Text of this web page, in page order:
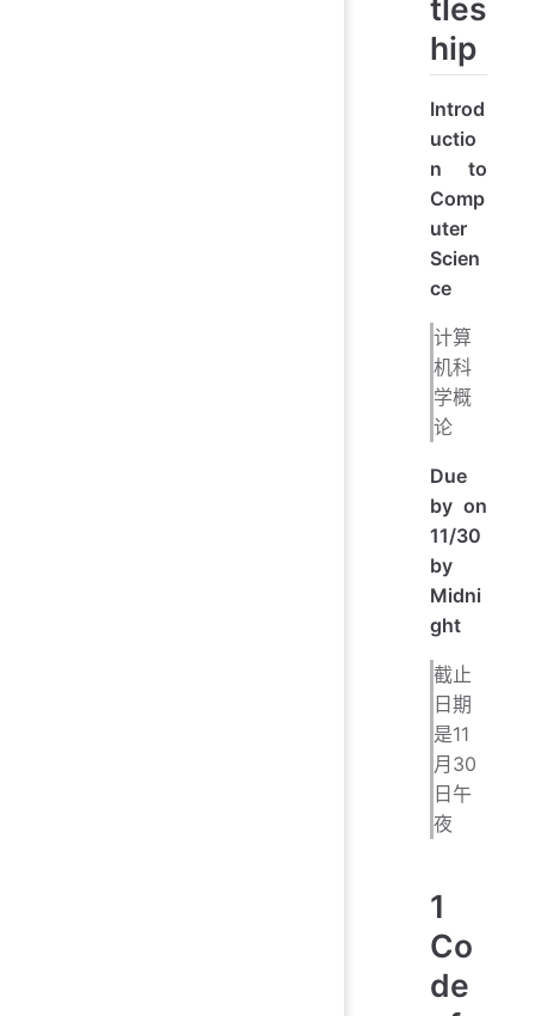
tles
hip
Introd
uctio
n to
Comp
uter
Scien
ce
计算
机科
学概
论
Due
by on
11/30
by
Midni
ght
截止
日期
是11
月30
日午
夜
1
Co
de